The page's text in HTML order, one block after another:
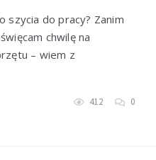
szycia do pracy? Zanim
chwilę na
– wiem z
412 0